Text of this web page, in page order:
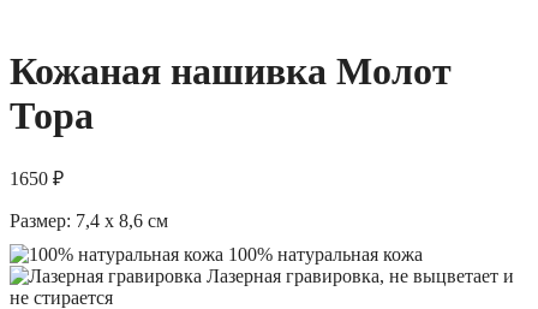
Кожаная нашивка Молот
Тора
1650 ₽
Размер: 7,4 x 8,6 см
100% натуральная кожа
Лазерная гравировка, не выцветает и
не стирается